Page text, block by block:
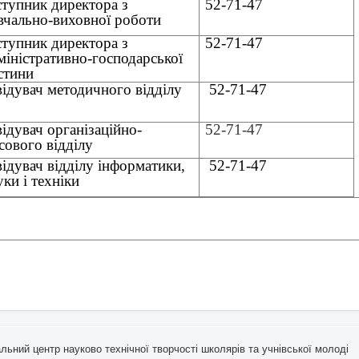
директора з
виховної роботи
52-71-47
директора з
господарської
52-71-47
методичного відділу 52-71-47
організаційно-
відділу
52-71-47
відділу інформатики,
і техніки
52-71-47
центр науково технічної творчості школярів та учнівської молоді